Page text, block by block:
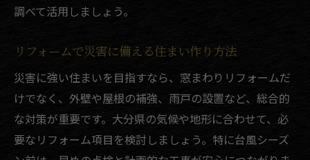
調べて活用しましょう。
リフォームで災害に備える住まい作り方法
災害に強い住まいを目指すなら、窓まわりリフォームだ
けでなく、外壁や屋根の補強、雨戸の設置など、総合的
な対策が重要です。大分県の気候や地形に合わせて、必
要なリフォーム項目を検討しましょう。特に台風シーズ